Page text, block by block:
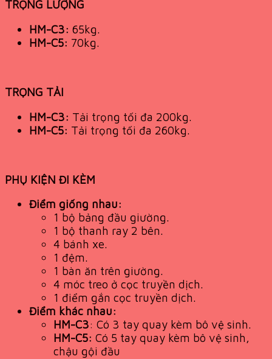
TRỌNG LƯỢNG
HM-C3: 65kg.
HM-C5: 70kg.
TRỌNG TẢI
HM-C3: Tải trọng tối đa 200kg.
HM-C5: Tải trọng tối đa 260kg.
PHỤ KIỆN ĐI KÈM
Điểm giống nhau:
1 bộ bảng đầu giường.
1 bộ thanh ray 2 bên.
4 bánh xe.
1 đệm.
1 bàn ăn trên giường.
4 móc treo ở cọc truyền dịch.
1 điểm gắn cọc truyền dịch.
Điểm khác nhau:
HM-C3: Có 3 tay quay kèm bô vệ sinh.
HM-C5: Có 5 tay quay kèm bô vệ sinh,
chậu gội đầu